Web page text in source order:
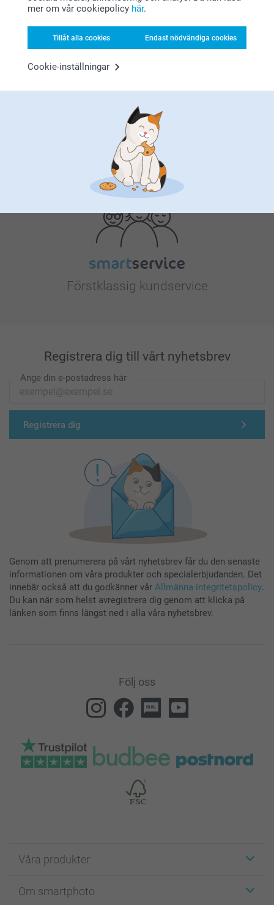
mer om vår cookiepolicy här.
Tillåt alla cookies Endast nödvändiga cookies
Cookie-inställningarBonus på alla dina köp
Letar du efter inspiration?
Förstklassig kundservice
Registrera dig till vårt nyhetsbrev
Ange din e-postadress här
Registrera dig
Genom att prenumerera på vårt nyhetsbrev får du den senaste
informationen om våra produkter och specialerbjudanden. Det
innebär också att du godkänner vår Allmänna integritetspolicy.
Du kan när som helst avregistrera dig genom att klicka på
länken som finns längst ned i alla våra nyhetsbrev.
Följ oss
Våra produkter
Fotokort
Om smartphoto